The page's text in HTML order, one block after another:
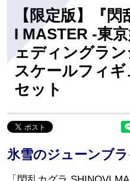
【限定版】『
I MASTER -東
ェディングラン
スケールフィ
セット
氷雪のジューンブ